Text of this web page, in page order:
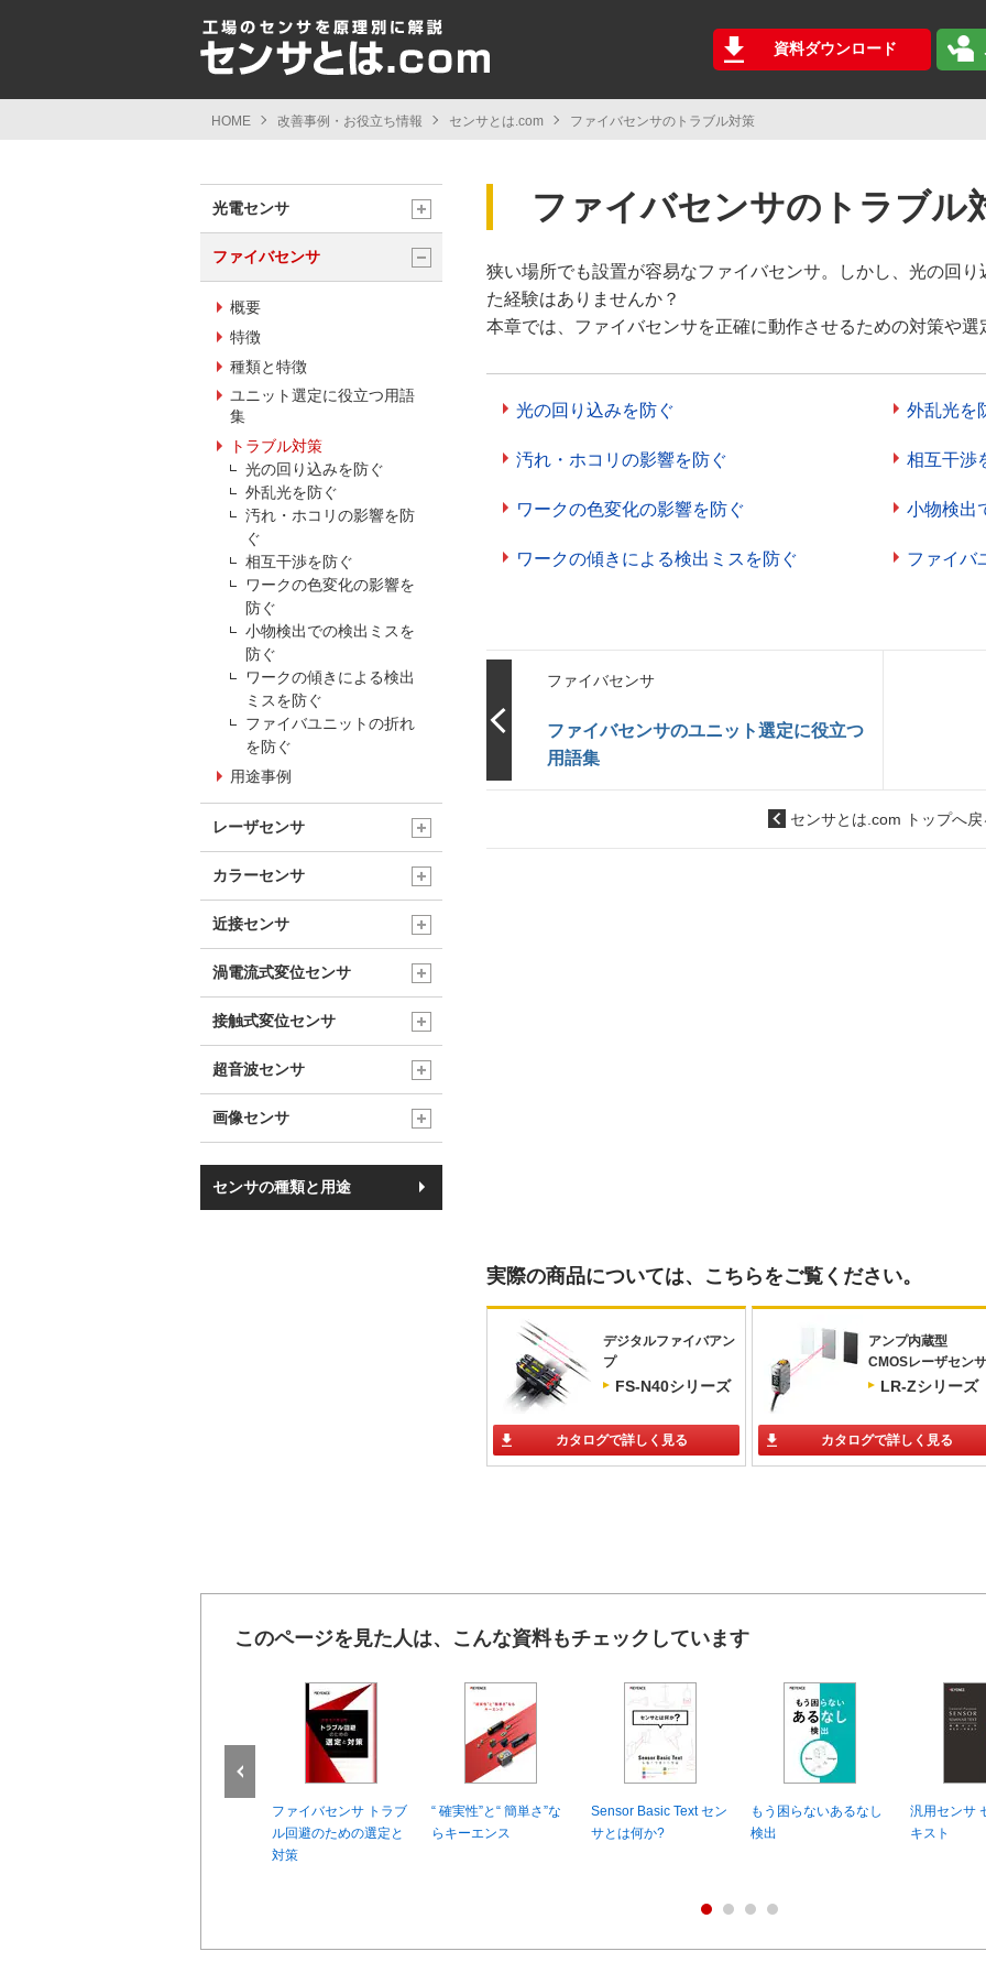
資料ダウンロード
HOME 改善事例・お役立ち情報 センサとは.com ファイバセンサのトラブル対策
ファイバセンサのトラブル
狭い場所でも設置が容易なファイバセンサ。しかし、光の回
た経験はありませんか？
本章では、ファイバセンサを正確に動作させるための対策や
光の回り込みを防ぐ 外乱光を
汚れ・ホコリの影響を防ぐ 相互干渉
ワークの色変化の影響を防ぐ 小物検出
ワークの傾きによる検出ミスを防ぐ ファイバ
ファイバセンサ
ファイバセンサのユニット選定に役立つ
用語集
センサとは.com トップへ戻
光電センサ
ファイバセンサ
概要
特徴
種類と特徴
ユニット選定に役立つ用語
集
トラブル対策
光の回り込みを防ぐ
外乱光を防ぐ
汚れ・ホコリの影響を防
ぐ
相互干渉を防ぐ
ワークの色変化の影響を
防ぐ
小物検出での検出ミスを
防ぐ
ワークの傾きによる検出
ミスを防ぐ
ファイバユニットの折れ
を防ぐ
用途事例
レーザセンサ
カラーセンサ
近接センサ
渦電流式変位センサ
接触式変位センサ
超音波センサ
画像センサ
センサの種類と用途
実際の商品については、こちらをご覧ください。
デジタルファイバアン
プ
FS-N40シリーズ
カタログで詳しく見る
アンプ内蔵型
CMOSレーザセン
LR-Zシリーズ
カタログで詳しく見る
このページを見た人は、こんな資料もチェックしています
ファイバセンサ トラブ
ル回避のための選定と
対策
“ 確実性”と“ 簡単さ”な
らキーエンス
Sensor Basic Text セン
サとは何か?
もう困らないあるなし
検出
汎用センサ
キスト